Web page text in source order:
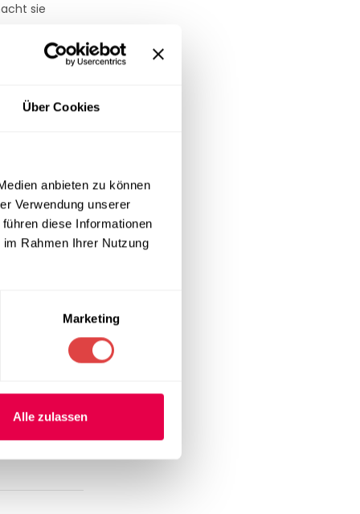
Über Cookies
anbieten zu können
Verwendung unserer
diese Informationen
Rahmen Ihrer Nutzung
Marketing
Alle zulassen
sie
und trägt so